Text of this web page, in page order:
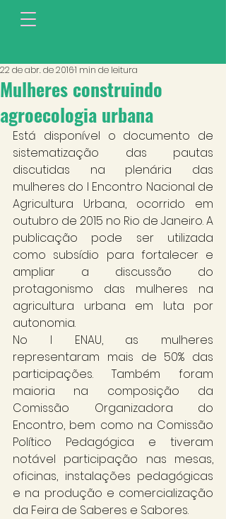
Mulheres construindo
agroecologia urbana
22 de abr. de 20161 min de leitura
Está disponível o documento de
sistematização das pautas
discutidas na plenária das
mulheres do I Encontro Nacional de
Agricultura Urbana, ocorrido em
outubro de 2015 no Rio de Janeiro. A
publicação pode ser utilizada
como subsídio para fortalecer e
ampliar a discussão do
protagonismo das mulheres na
agricultura urbana em luta por
autonomia.
No I ENAU, as mulheres
representaram mais de 50% das
participações. Também foram
maioria na composição da
Comissão Organizadora do
Encontro, bem como na Comissão
Político Pedagógica e tiveram
notável participação nas mesas,
oficinas, instalações pedagógicas
e na produção e comercialização
da Feira de Saberes e Sabores.